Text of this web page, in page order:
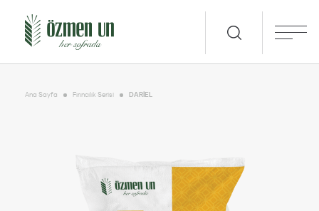
Ana Sayfa Fırıncılık Serisi DARİEL